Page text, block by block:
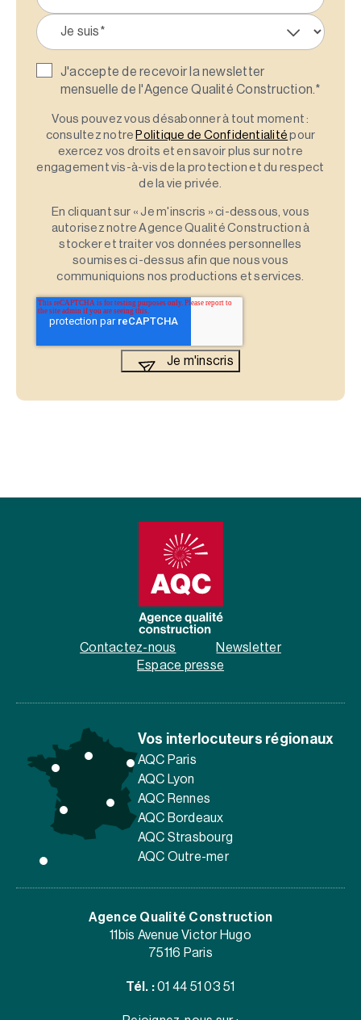
J'accepte de recevoir la newsletter
mensuelle de l'Agence Qualité Construction.*
Vous pouvez vous désabonner à tout moment :
consultez notre Politique de Confidentialité pour
exercez vos droits et en savoir plus sur notre
engagement vis-à-vis de la protection et du respect
de la vie privée.
En cliquant sur « Je m'inscris » ci-dessous, vous
autorisez notre Agence Qualité Construction à
stocker et traiter vos données personnelles
soumises ci-dessus afin que nous vous
communiquions nos productions et services.
Contactez-nous
Newsletter
Espace presse
Vos interlocuteurs régionaux
AQC Paris
AQC Lyon
AQC Rennes
AQC Bordeaux
AQC Strasbourg
AQC Outre-mer
Agence Qualité Construction
11bis Avenue Victor Hugo
75116 Paris
Tél. : 01 44 51 03 51